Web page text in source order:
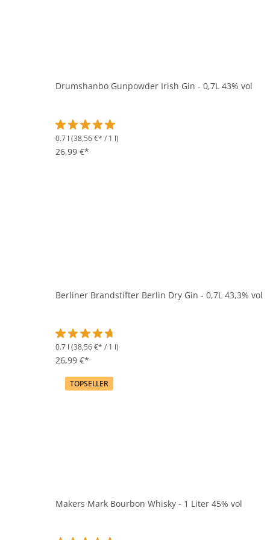
Drumshanbo Gunpowder Irish Gin - 0,7L 43% vol
Durchschnittliche Bewertung von 5 von 5 Sternen
0.7 l (38,56 €* / 1 l)
26,99 €*
Berliner Brandstifter Berlin Dry Gin - 0,7L 43,3% vol
Durchschnittliche Bewertung von 4.6 von 5 Sternen
0.7 l (38,56 €* / 1 l)
26,99 €*
TOPSELLER
Makers Mark Bourbon Whisky - 1 Liter 45% vol